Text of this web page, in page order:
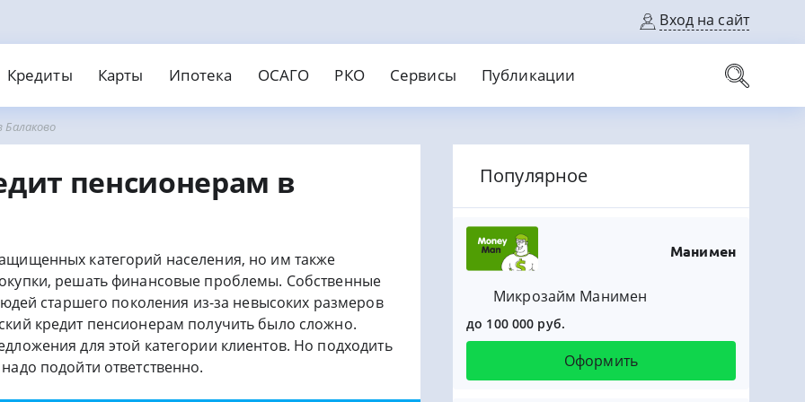
Вход на сайт
Кредиты
наличными
историей
Займы онлайн
Без отказа
Без кредитной истории
Без процентов
Без справок
На банковский счет
На карту Маэстро
Карты
С безпроцентным периодом
Ипотека ОСАГО РКО Сервисы
банков
МФО
Рейтинг МФО
Страховые
Рейтинг страховых
Публикации
Банковские карты Кредитование
пенсионерам в
категорий населения, но им также
решать финансовые проблемы. Собственные
старшего поколения из-за невысоких размеров
кредит пенсионерам получить было сложно.
для этой категории клиентов. Но подходить
подойти ответственно.
Популярное
Манимен
Микрозайм Манимен
до 100 000 руб.
Оформить